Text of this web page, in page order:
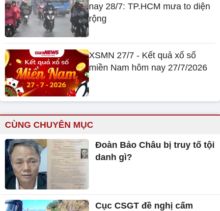
nay 28/7: TP.HCM mưa to diện
rộng
XSMN 27/7 - Kết quả xổ số
miền Nam hôm nay 27/7/2026
CÙNG CHUYÊN MỤC
Đoàn Bảo Châu bị truy tố tội
danh gì?
Cục CSGT đề nghị cấm